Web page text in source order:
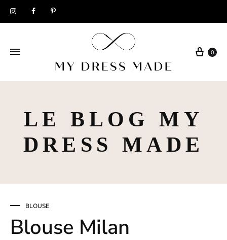
InstagramFacebook
0
LE BLOG MY
DRESS MADE
BLOUSE
Blouse Milan